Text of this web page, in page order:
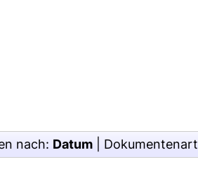
nach: Datum Dokumentenart